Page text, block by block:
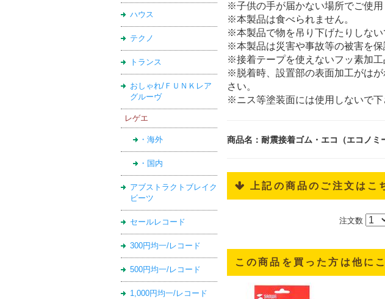
ハウス
テクノ
トランス
おしゃれ/ＦＵＮＫレア
グルーヴ
レゲエ
・海外
・国内
アブストラクトブレイク
ビーツ
セールレコード
300円均一/レコード
500円均一/レコード
1,000円均一/レコード
※子供の手が届かない場所でご使用
※本製品は食べられません。
※本製品で物を吊り下げたりしない
※本製品は災害や事故等の被害を保
※接着テープを使えないフッ素加工
※脱着時、設置部の表面加工がは
さい。
※ニス等塗装面には使用しないで下
商品名：耐震接着ゴム・エコ（エコノ
 上記の商品のご注文はこ
注文数
この商品を買った方は他に